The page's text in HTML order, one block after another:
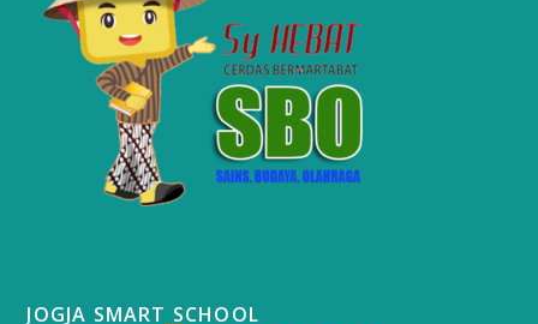
JOGJA SMART SCHOOL